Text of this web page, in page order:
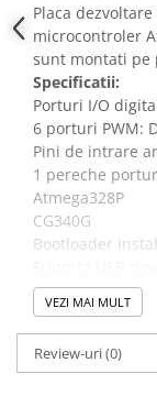
Placa
microcontroler
sunt montati pe
Specificatii:
Porturi I/O
6 porturi PWM:
Pini de intrare
1 pereche
Atmega328P
CG340G
Bootloader
Tensiune de
Suporta
Suporta
Dimensiuni:
VEZI MAI MULT
Review-uri(0)